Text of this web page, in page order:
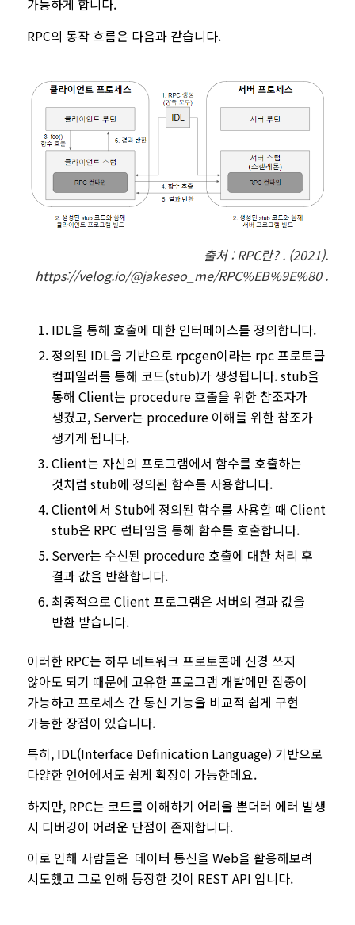
가능하게 합니다.
RPC의 동작 흐름은 다음과 같습니다.
출처 :RPC란? . (2021).
https://velog.io/@jakeseo_me/RPC%EB%9E%80 .
IDL을 통해 호출에 대한 인터페이스를 정의합니다.
정의된 IDL을 기반으로 rpcgen이라는 rpc 프로토콜
컴파일러를 통해 코드(stub)가 생성됩니다. stub을
통해 Client는 procedure 호출을 위한 참조자가
생겼고, Server는 procedure 이해를 위한 참조가
생기게 됩니다.
Client는 자신의 프로그램에서 함수를 호출하는
것처럼 stub에 정의된 함수를 사용합니다.
Client에서 Stub에 정의된 함수를 사용할 때 Client
stub은 RPC 런타임을 통해 함수를 호출합니다.
Server는 수신된 procedure 호출에 대한 처리 후
결과 값을 반환합니다.
최종적으로 Client 프로그램은 서버의 결과 값을
반환 받습니다.
이러한 RPC는 하부 네트워크 프로토콜에 신경 쓰지
않아도 되기 때문에 고유한 프로그램 개발에만 집중이
가능하고 프로세스 간 통신 기능을 비교적 쉽게 구현
가능한 장점이 있습니다.
특히, IDL(Interface Definication Language) 기반으로
다양한 언어에서도 쉽게 확장이 가능한데요.
하지만, RPC는 코드를 이해하기 어려울 뿐더러 에러 발생
시 디버깅이 어려운 단점이 존재합니다.
이로 인해 사람들은 데이터 통신을 Web을 활용해보려
시도했고 그로 인해 등장한 것이 REST API 입니다.